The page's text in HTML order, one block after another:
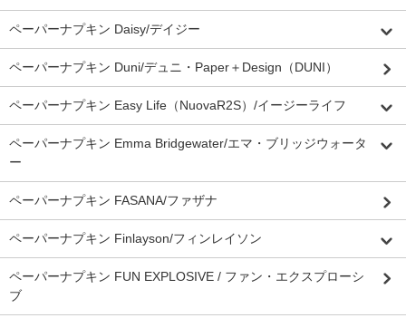
ペーパーナプキン Daisy/デイジー
ペーパーナプキン Duni/デュニ・Paper＋Design（DUNI）
ペーパーナプキン Easy Life（NuovaR2S）/イージーライフ
ペーパーナプキン Emma Bridgewater/エマ・ブリッジウォータ
ー
ペーパーナプキン FASANA/ファザナ
ペーパーナプキン Finlayson/フィンレイソン
ペーパーナプキン FUN EXPLOSIVE / ファン・エクスプローシ
ブ